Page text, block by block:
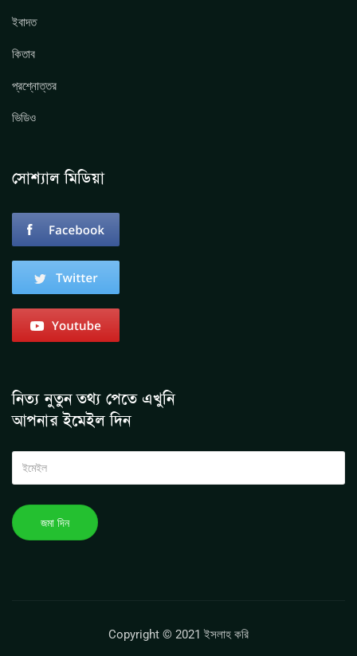
ইবাদত
কিতাব
প্রশ্নোত্তর
ভিডিও
সোশ্যাল মিডিয়া
নিত্য নুতুন তথ্য পেতে এখুনি
আপনার ইমেইল দিন
Copyright © 2021 ইসলাহ করি